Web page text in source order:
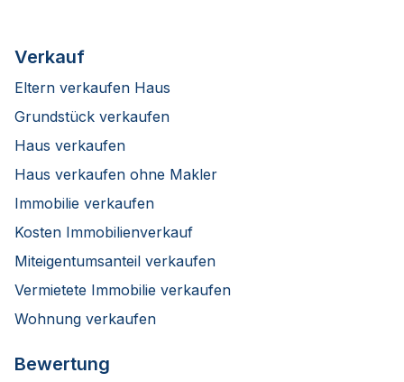
Verkauf
Eltern verkaufen Haus
Grundstück verkaufen
Haus verkaufen
Haus verkaufen ohne Makler
Immobilie verkaufen
Kosten Immobilienverkauf
Miteigentumsanteil verkaufen
Vermietete Immobilie verkaufen
Wohnung verkaufen
Bewertung